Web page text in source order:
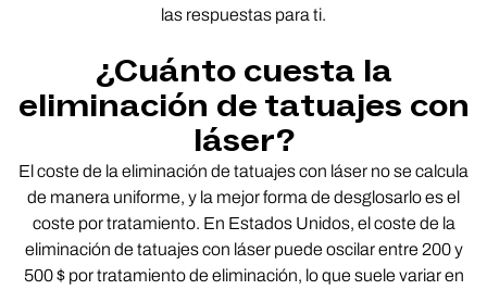
las respuestas para ti.
¿Cuánto cuesta la
eliminación de tatuajes con
láser?
El coste de la eliminación de tatuajes con láser no se calcula
de manera uniforme, y la mejor forma de desglosarlo es el
coste por tratamiento. En Estados Unidos, el coste de la
eliminación de tatuajes con láser puede oscilar entre 200 y
500 $ por tratamiento de eliminación, lo que suele variar en